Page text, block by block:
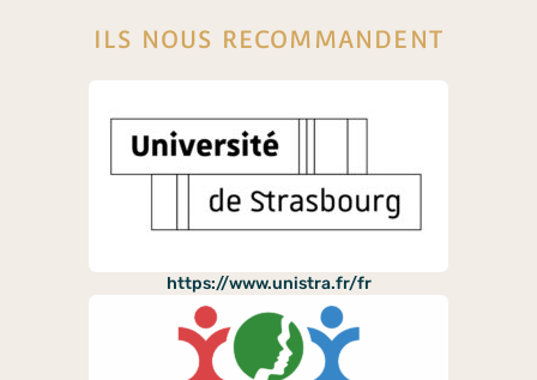
ILS NOUS RECOMMANDENT
https://www.unistra.fr/fr